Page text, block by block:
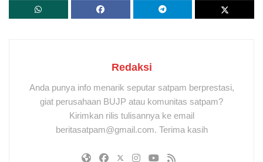
Redaksi
Anda punya info menarik seputar satpam berprestasi,
giat perusahaan BUJP atau komunitas satpam?
Kirimkan rilis tulisannya ke email
beritasatpam@gmail.com. Terima kasih